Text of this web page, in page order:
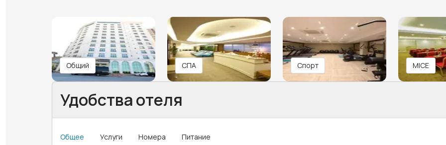
Общий СПА Спорт MICE
Удобства отеля
Общее Услуги Номера Питание